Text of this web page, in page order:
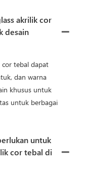
akrilik cor
desain
cor tebal dapat
dan warna
khusus untuk
untuk berbagai
untuk
cor tebal di